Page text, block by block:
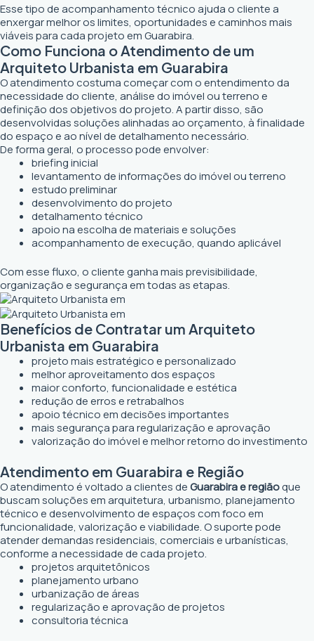
Esse tipo de acompanhamento técnico ajuda o cliente a
enxergar melhor os limites, oportunidades e caminhos mais
viáveis para cada projeto em Guarabira.
Como Funciona o Atendimento de um
Arquiteto Urbanista em Guarabira
O atendimento costuma começar com o entendimento da
necessidade do cliente, análise do imóvel ou terreno e
definição dos objetivos do projeto. A partir disso, são
desenvolvidas soluções alinhadas ao orçamento, à finalidade
do espaço e ao nível de detalhamento necessário.
De forma geral, o processo pode envolver:
briefing inicial
levantamento de informações do imóvel ou terreno
estudo preliminar
desenvolvimento do projeto
detalhamento técnico
apoio na escolha de materiais e soluções
acompanhamento de execução, quando aplicável
Com esse fluxo, o cliente ganha mais previsibilidade,
organização e segurança em todas as etapas.
Benefícios de Contratar um Arquiteto
Urbanista em Guarabira
projeto mais estratégico e personalizado
melhor aproveitamento dos espaços
maior conforto, funcionalidade e estética
redução de erros e retrabalhos
apoio técnico em decisões importantes
mais segurança para regularização e aprovação
valorização do imóvel e melhor retorno do investimento
Atendimento em Guarabira e Região
O atendimento é voltado a clientes deGuarabira e regiãoque
buscam soluções em arquitetura, urbanismo, planejamento
técnico e desenvolvimento de espaços com foco em
funcionalidade, valorização e viabilidade. O suporte pode
atender demandas residenciais, comerciais e urbanísticas,
conforme a necessidade de cada projeto.
projetos arquitetônicos
planejamento urbano
urbanização de áreas
regularização e aprovação de projetos
consultoria técnica